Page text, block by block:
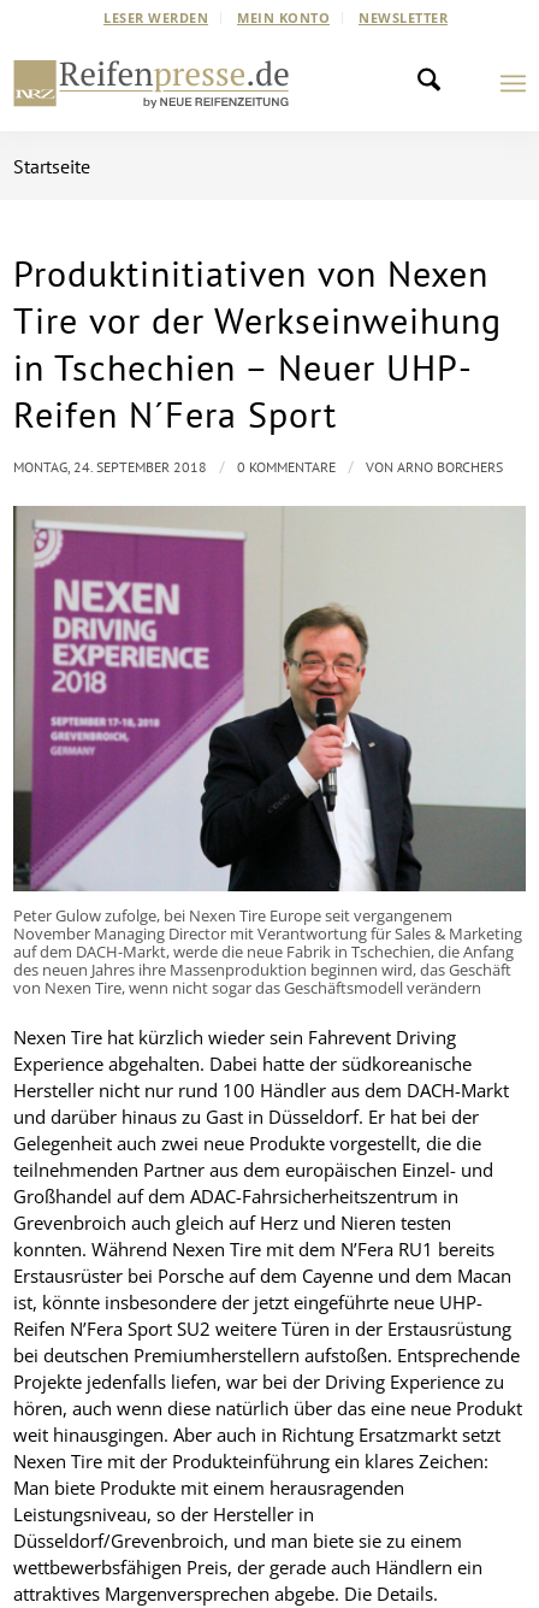
LESER WERDEN MEIN KONTO NEWSLETTER
Startseite
Produktinitiativen von Nexen
Tire vor der Werkseinweihung
in Tschechien – Neuer UHP-
Reifen N´Fera Sport
Peter Gulow zufolge, bei Nexen Tire Europe seit vergangenem
November Managing Director mit Verantwortung für Sales & Marketing
auf dem DACH-Markt, werde die neue Fabrik in Tschechien, die Anfang
des neuen Jahres ihre Massenproduktion beginnen wird, das Geschäft
von Nexen Tire, wenn nicht sogar das Geschäftsmodell verändern
Nexen Tire hat kürzlich wieder sein Fahrevent Driving
Experience abgehalten. Dabei hatte der südkoreanische
Hersteller nicht nur rund 100 Händler aus dem DACH-Markt
und darüber hinaus zu Gast in Düsseldorf. Er hat bei der
Gelegenheit auch zwei neue Produkte vorgestellt, die die
teilnehmenden Partner aus dem europäischen Einzel- und
Großhandel auf dem ADAC-Fahrsicherheitszentrum in
Grevenbroich auch gleich auf Herz und Nieren testen
konnten. Während Nexen Tire mit dem N’Fera RU1 bereits
Erstausrüster bei Porsche auf dem Cayenne und dem Macan
ist, könnte insbesondere der jetzt eingeführte neue UHP-
Reifen N’Fera Sport SU2 weitere Türen in der Erstausrüstung
bei deutschen Premiumherstellern aufstoßen. Entsprechende
Projekte jedenfalls liefen, war bei der Driving Experience zu
hören, auch wenn diese natürlich über das eine neue Produkt
weit hinausgingen. Aber auch in Richtung Ersatzmarkt setzt
Nexen Tire mit der Produkteinführung ein klares Zeichen:
Man biete Produkte mit einem herausragenden
Leistungsniveau, so der Hersteller in
Düsseldorf/Grevenbroich, und man biete sie zu einem
wettbewerbsfähigen Preis, der gerade auch Händlern ein
attraktives Margenversprechen abgebe. Die Details.
MONTAG, 24. SEPTEMBER 2018 / 0 KOMMENTARE / VONARNO BORCHERS